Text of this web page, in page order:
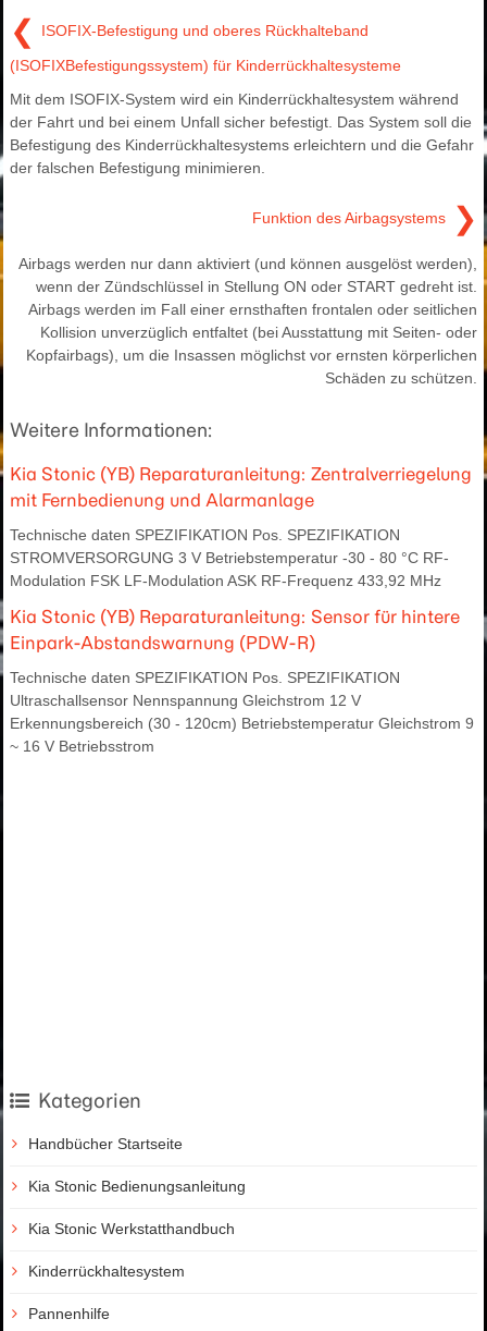
❮ ISOFIX-Befestigung und oberes Rückhalteband
(ISOFIXBefestigungssystem) für Kinderrückhaltesysteme
Mit dem ISOFIX-System wird ein Kinderrückhaltesystem während
der Fahrt und bei einem Unfall sicher befestigt. Das System soll die
Befestigung des Kinderrückhaltesystems erleichtern und die Gefahr
der falschen Befestigung minimieren.
Funktion des Airbagsystems ❯
Airbags werden nur dann aktiviert (und können ausgelöst werden),
wenn der Zündschlüssel in Stellung ON oder START gedreht ist.
Airbags werden im Fall einer ernsthaften frontalen oder seitlichen
Kollision unverzüglich entfaltet (bei Ausstattung mit Seiten- oder
Kopfairbags), um die Insassen möglichst vor ernsten körperlichen
Schäden zu schützen.
Weitere Informationen:
Kia Stonic (YB) Reparaturanleitung: Zentralverriegelung
mit Fernbedienung und Alarmanlage
Technische daten SPEZIFIKATION Pos. SPEZIFIKATION
STROMVERSORGUNG 3 V Betriebstemperatur -30 - 80 °C RF-
Modulation FSK LF-Modulation ASK RF-Frequenz 433,92 MHz
Kia Stonic (YB) Reparaturanleitung: Sensor für hintere
Einpark-Abstandswarnung (PDW-R)
Technische daten SPEZIFIKATION Pos. SPEZIFIKATION
Ultraschallsensor Nennspannung Gleichstrom 12 V
Erkennungsbereich (30 - 120cm) Betriebstemperatur Gleichstrom 9
~ 16 V Betriebsstrom
Kategorien
Handbücher Startseite
Kia Stonic Bedienungsanleitung
Kia Stonic Werkstatthandbuch
Kinderrückhaltesystem
Pannenhilfe